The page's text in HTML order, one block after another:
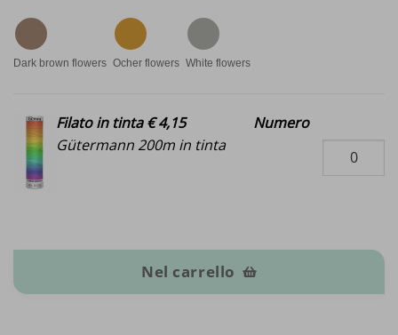
Dark brown flowers Ocher flowers White flowers
Filato in tinta € 4,15
Gütermann 200m in tinta
Numero
Nel carrello